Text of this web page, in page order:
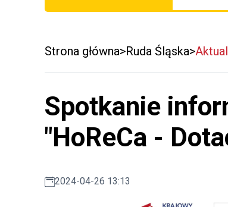
Strona główna Ruda Śląska
Spotkanie
"HoReCa -
2024-04-26 13:13